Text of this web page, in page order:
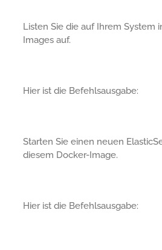
Listen Sie die auf Ihrem System
Images auf.
Hier ist die Befehlsausgabe:
Starten Sie einen neuen
diesem Docker-Image.
Hier ist die Befehlsausgabe: